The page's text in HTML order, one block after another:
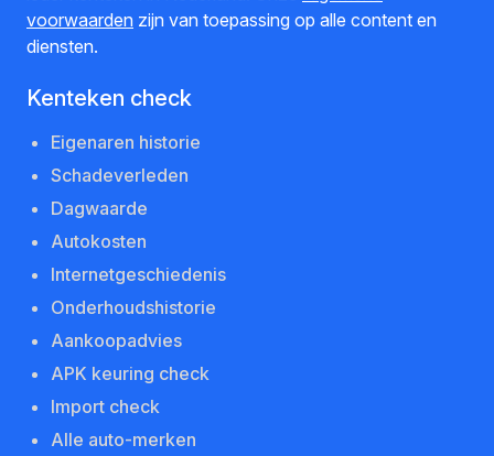
voorwaarden zijn van toepassing op alle content en
diensten.
Kenteken check
Eigenaren historie
Schadeverleden
Dagwaarde
Autokosten
Internetgeschiedenis
Onderhoudshistorie
Aankoopadvies
APK keuring check
Import check
Alle auto-merken